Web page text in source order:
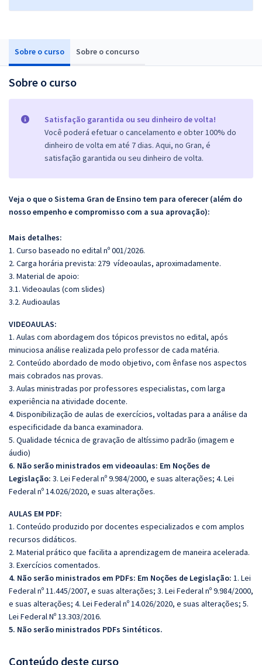
Sobre o curso Sobre o concurso
Sobre o curso
Satisfação garantida ou seu dinheiro de volta!
Você poderá efetuar o cancelamento e obter 100% do
dinheiro de volta em até 7 dias. Aqui, no Gran, é
satisfação garantida ou seu dinheiro de volta.
Veja o que o Sistema Gran de Ensino tem para oferecer (além do
nosso empenho e compromisso com a sua aprovação):
Mais detalhes:
1. Curso baseado no edital nº 001/2026.
2. Carga horária prevista: 279 vídeoaulas, aproximadamente.
3. Material de apoio:
3.1. Videoaulas (com slides)
3.2. Audioaulas
VIDEOAULAS:
1. Aulas com abordagem dos tópicos previstos no edital, após
minuciosa análise realizada pelo professor de cada matéria.
2. Conteúdo abordado de modo objetivo, com ênfase nos aspectos
mais cobrados nas provas.
3. Aulas ministradas por professores especialistas, com larga
experiência na atividade docente.
4. Disponibilização de aulas de exercícios, voltadas para a análise da
especificidade da banca examinadora.
5. Qualidade técnica de gravação de altíssimo padrão (imagem e
áudio)
6. Não serão ministrados em videoaulas: Em Noções de
Legislação: 3. Lei Federal nº 9.984/2000, e suas alterações; 4. Lei
Federal nº 14.026/2020, e suas alterações.
AULAS EM PDF:
1. Conteúdo produzido por docentes especializados e com amplos
recursos didáticos.
2. Material prático que facilita a aprendizagem de maneira acelerada.
3. Exercícios comentados.
4. Não serão ministrados em PDFs: Em Noções de Legislação: 1. Lei
Federal nº 11.445/2007, e suas alterações; 3. Lei Federal nº 9.984/2000,
e suas alterações; 4. Lei Federal nº 14.026/2020, e suas alterações; 5.
Lei Federal Nº 13.303/2016.
5. Não serão ministrados PDFs Sintéticos.
Conteúdo deste curso